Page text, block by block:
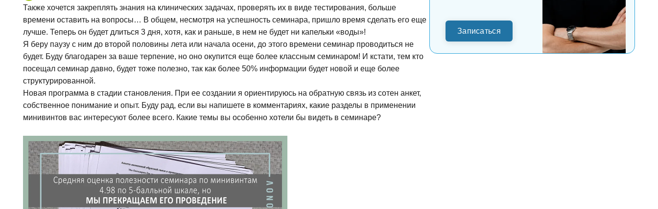
Также хочется закреплять знания на клинических задачах, проверять их в виде тестирования, больше
времени оставить на вопросы… В общем, несмотря на успешность семинара, пришло время сделать его еще
лучше. Теперь он будет длиться 3 дня, хотя, как и раньше, в нем не будет ни капельки «воды»!
Я беру паузу с ним до второй половины лета или начала осени, до этого времени семинар проводиться не
будет. Буду благодарен за ваше терпение, но оно окупится еще более классным семинаром! И кстати, тем кто
посещал семинар давно, будет тоже полезно, так как более 50% информации будет новой и еще более
структурированной.
Новая программа в стадии становления. При ее создании я ориентируюсь на обратную связь из сотен анкет,
собственное понимание и опыт. Буду рад, если вы напишете в комментариях, какие разделы в применении
минивинтов вас интересуют более всего. Какие темы вы особенно хотели бы видеть в семинаре?
Записаться